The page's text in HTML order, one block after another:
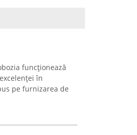
funcționează
în
pe furnizarea de